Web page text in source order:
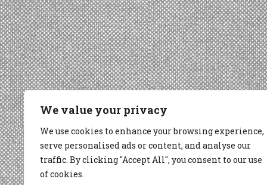
We value your privacy
We use cookies to enhance your browsing experience,
serve personalised ads or content, and analyse our
traffic. By clicking "Accept All", you consent to our use
of cookies.